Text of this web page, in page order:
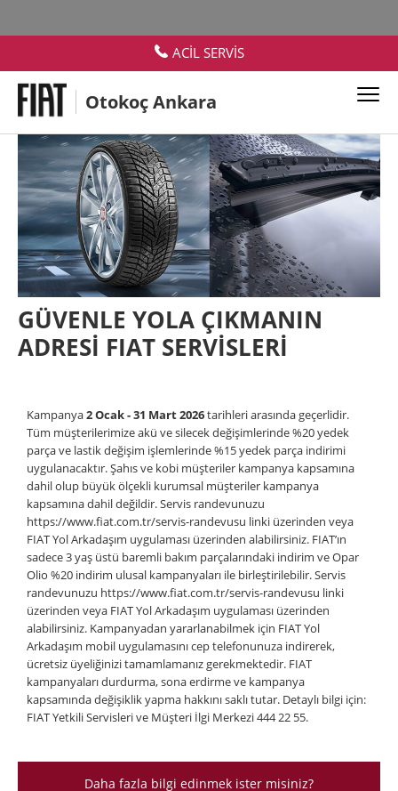
ACİL SERVİS
Otokoç Ankara
GÜVENLE YOLA ÇIKMANIN
ADRESİ FIAT SERVİSLERİ
Kampanya2 Ocak - 31 Mart 2026tarihleri arasında geçerlidir.
Tüm müşterilerimize akü ve silecek değişimlerinde %20 yedek
parça ve lastik değişim işlemlerinde %15 yedek parça indirimi
uygulanacaktır. Şahıs ve kobi müşteriler kampanya kapsamına
dahil olup büyük ölçekli kurumsal müşteriler kampanya
kapsamına dahil değildir. Servis randevunuzu
https://www.fiat.com.tr/servis-randevusu linki üzerinden veya
FIAT Yol Arkadaşım uygulaması üzerinden alabilirsiniz. FIAT’ın
sadece 3 yaş üstü baremli bakım parçalarındaki indirim ve Opar
Olio %20 indirim ulusal kampanyaları ile birleştirilebilir. Servis
randevunuzu https://www.fiat.com.tr/servis-randevusu linki
üzerinden veya FIAT Yol Arkadaşım uygulaması üzerinden
alabilirsiniz. Kampanyadan yararlanabilmek için FIAT Yol
Arkadaşım mobil uygulamasını cep telefonunuza indirerek,
ücretsiz üyeliğinizi tamamlamanız gerekmektedir. FIAT
kampanyaları durdurma, sona erdirme ve kampanya
kapsamında değişiklik yapma hakkını saklı tutar. Detaylı bilgi için:
FIAT Yetkili Servisleri ve Müşteri İlgi Merkezi 444 22 55.
Daha fazla bilgi edinmek ister misiniz?